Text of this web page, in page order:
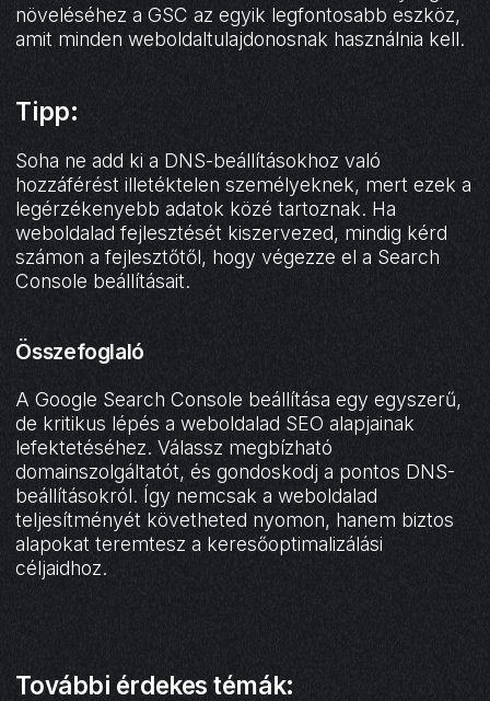
növeléséhez a GSC az egyik legfontosabb eszköz,
amit minden weboldaltulajdonosnak használnia kell.
Tipp:
Soha ne add ki a DNS-beállításokhoz való
hozzáférést illetéktelen személyeknek, mert ezek a
legérzékenyebb adatok közé tartoznak. Ha
weboldalad fejlesztését kiszervezed, mindig kérd
számon a fejlesztőtől, hogy végezze el a Search
Console beállításait.
Összefoglaló
A Google Search Console beállítása egy egyszerű,
de kritikus lépés a weboldalad SEO alapjainak
lefektetéséhez. Válassz megbízható
domainszolgáltatót, és gondoskodj a pontos DNS-
beállításokról. Így nemcsak a weboldalad
teljesítményét követheted nyomon, hanem biztos
alapokat teremtesz a keresőoptimalizálási
céljaidhoz.
További érdekes témák: